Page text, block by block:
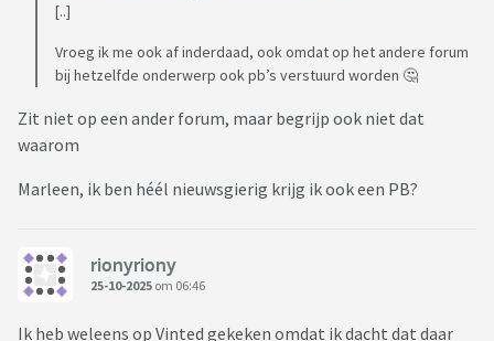
[..]
Vroeg ik me ook af inderdaad, ook omdat op het andere forum
bij hetzelfde onderwerp ook pb’s verstuurd worden 🤔
Zit niet op een ander forum, maar begrijp ook niet dat
waarom
Marleen, ik ben héél nieuwsgierig krijg ik ook een PB?
rionyriony
25-10-2025 om 06:46
Ik heb weleens op Vinted gekeken omdat ik dacht dat daar